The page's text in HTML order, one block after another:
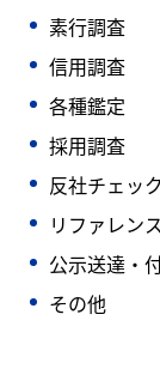
素行調査
信用調査
各種鑑定
採用調査
反社チェック
リファレン
公示送達・
その他